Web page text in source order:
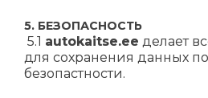
5. БЕЗОПАСНОСТЬ
5.1 autokaitse.ee делает
для сохранения данных
безопастности.